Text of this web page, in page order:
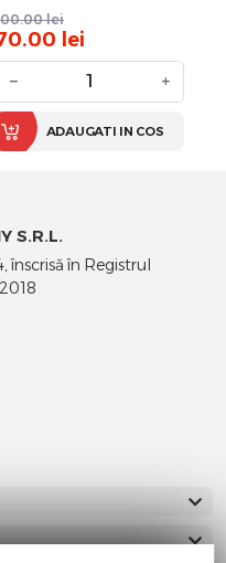
lei
lei
− +
ADAUGATI IN COS
S.R.L.
în Registrul